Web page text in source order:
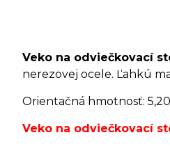
Veko na odviečkovací
nerezovej ocele. Ľahkú
Orientačná hmotnosť:
Veko na odviečkovací